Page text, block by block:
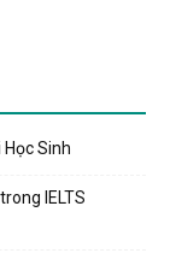
Sinh
IELTS